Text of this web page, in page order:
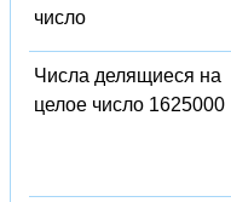
число
Числа делящиеся на
целое число 1625000